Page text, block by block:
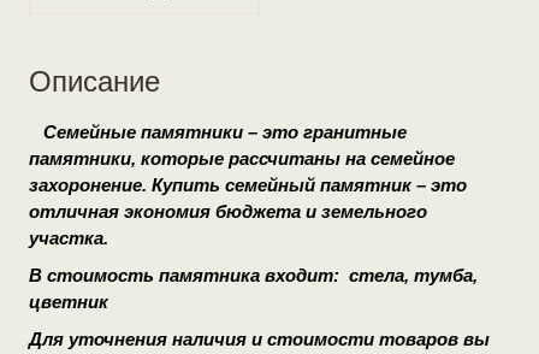
Описание
Семейные памятники – это гранитные
памятники, которые рассчитаны на семейное
захоронение. Купить семейный памятник – это
отличная экономия бюджета и земельного
участка.
В стоимость памятника входит: стела, тумба,
цветник
Для уточнения наличия и стоимости товаров вы